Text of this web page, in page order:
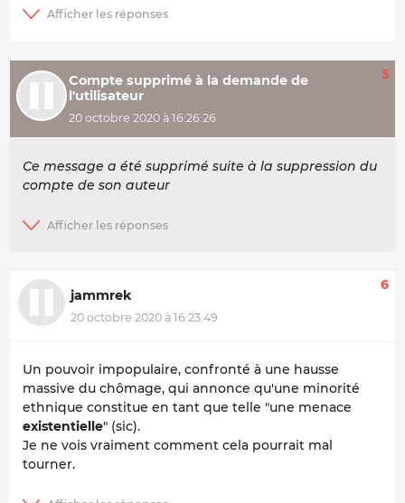
Compte supprimé à la demande de
l'utilisateur
20 octobre 2020 à 16:26:26
5
Ce message a été supprimé suite à la suppression du
compte de son auteur
jammrek
20 octobre 2020 à 16:23:49
6
Un pouvoir impopulaire, confronté à une hausse
massive du chômage, qui annonce qu'une minorité
ethnique constitue en tant que telle "une menace
existentielle" (sic).
Je ne vois vraiment comment cela pourrait mal
tourner.